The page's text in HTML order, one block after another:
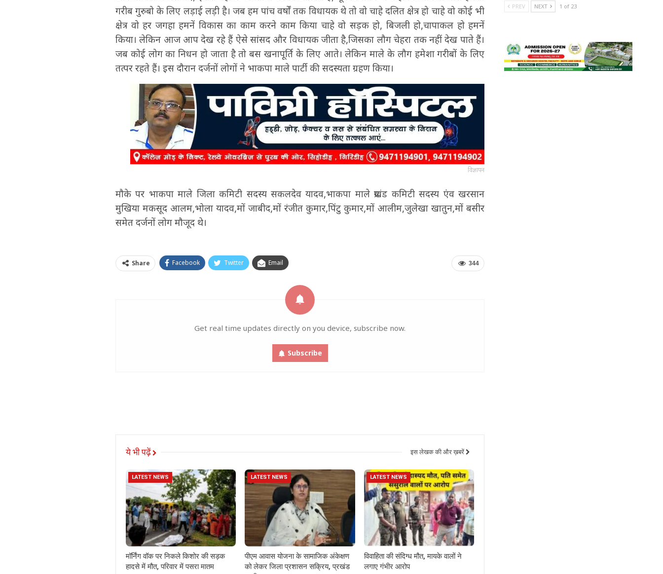
गरीब गुरुबो के लिए लड़ाई लड़ी है। जब हम पांच वर्षों तक विधायक थे तो वो चाहे दलित क्षेत्र हो चाहे वो कोई भी
क्षेत्र वो हर जगहा हमनें विकास का काम करने काम किया चाहे वो सड़क हो, बिजली हो,चापाकल हो हमनें
किया। लेकिन आज आप देख रहे हैं ऐसे सांसद और विधायक जीता है,जिसका लौग चेहरा तक नहीं देख पाते हैं।
जब कोई लोग का निधन हो जाता है तो बस खनापूर्ति के लिए आते। लेकिन माले के लौग हमेशा गरीबों के लिए
तत्पर रहते हैं। इस दौरान दर्जनों लोगों ने भाकपा माले पार्टी की सदस्यता ग्रहण किया।
विज्ञापन
मौके पर भाकपा माले जिला कमिटी सदस्य सकलदेव यादव,भाकपा माले प्रखंड कमिटी सदस्य एंव खरसान
मुखिया मकसूद आलम,भोला यादव,मों जाबीद,मों रंजीत कुमार,पिंटु कुमार,मों आलीम,जुलेखा खातुन,मों बसीर
समेत दर्जनों लोग मौजूद थे।
344
Share Facebook Twitter Email
Get real time updates directly on you device, subscribe now.
Subscribe
ये भी पढ़ें इस लेखक की और ख़बरें
LATEST NEWS
मॉर्निंग वॉक पर निकले किशोर की सड़क
हादसे में मौत, परिवार में पसरा मातम
LATEST NEWS
पीएम आवास योजना के सामाजिक अंकेक्षण
को लेकर जिला प्रशासन सक्रिय, प्रखंड
LATEST NEWS
विवाहिता की संदिग्ध मौत, मायके वालों ने
लगाए गंभीर आरोप
PREV NEXT 1 of 23